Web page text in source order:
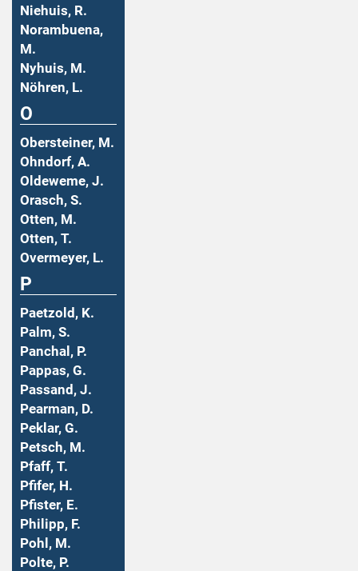
Niehuis, R.
Norambuena,
M.
Nyhuis, M.
Nöhren, L.
O
Obersteiner, M.
Ohndorf, A.
Oldeweme, J.
Orasch, S.
Otten, M.
Otten, T.
Overmeyer, L.
P
Paetzold, K.
Palm, S.
Panchal, P.
Pappas, G.
Passand, J.
Pearman, D.
Peklar, G.
Petsch, M.
Pfaff, T.
Pfifer, H.
Pfister, E.
Philipp, F.
Pohl, M.
Polte, P.